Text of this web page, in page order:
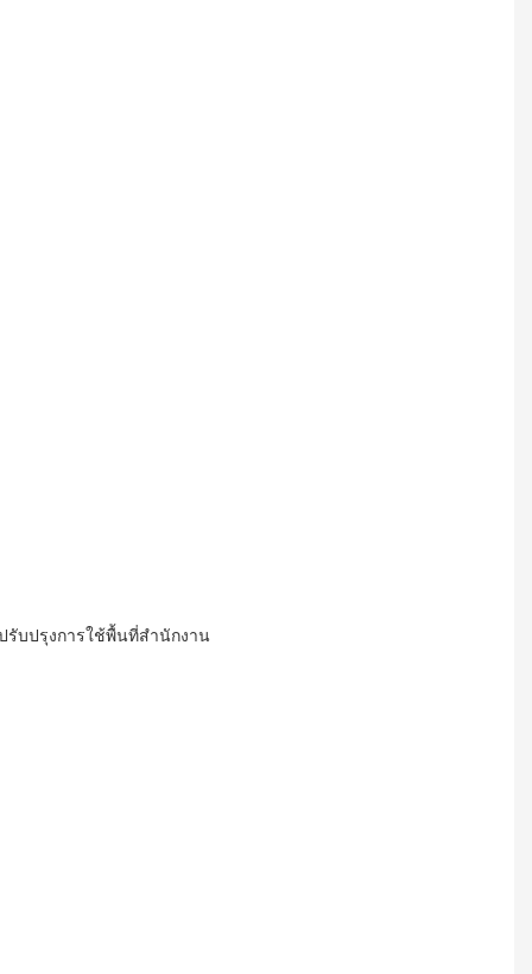
รับปรุงการใช้พื้นที่สำนักงาน